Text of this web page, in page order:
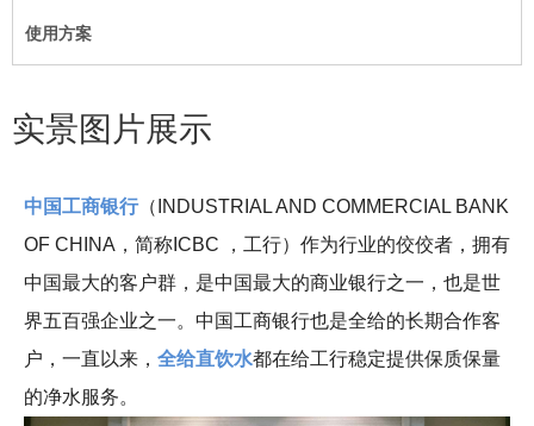
使用方案
实景图片展示
中国工商银行（ INDUSTRIAL AND COMMERCIAL BANK
OF CHINA ，简称 ICBC
，工行）作为行业的佼佼者，拥有
中国最大的客户群，是中国最大的商业银行之一，也是世
界五百强企业之一。中国工商银行也是全给的长期合作客
户，一直以来， 全给直饮水都在给工行稳定提供保质保量
的净水服务。